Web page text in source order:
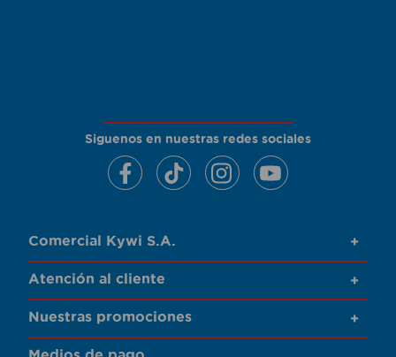
Siguenos en nuestras redes sociales
Comercial Kywi S.A. +
Atención al cliente +
Nuestras promociones +